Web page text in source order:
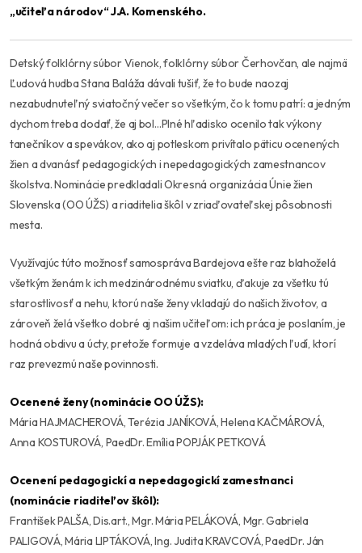
„učiteľa národov“ J.A. Komenského.
Detský folklórny súbor Vienok, folklórny súbor Čerhovčan, ale najmä
Ľudová hudba Stana Baláža dávali tušiť, že to bude naozaj
nezabudnuteľný sviatočný večer so všetkým, čo k tomu patrí: a jedným
dychom treba dodať, že aj bol…Plné hľadisko ocenilo tak výkony
tanečníkov a spevákov, ako aj potleskom privítalo päticu ocenených
žien a dvanásť pedagogických i nepedagogických zamestnancov
školstva. Nominácie predkladali Okresná organizácia Únie žien
Slovenska (OO ÚŽS) a riaditelia škôl v zriaďovateľskej pôsobnosti
mesta.
Využívajúc túto možnosť samospráva Bardejova ešte raz blahoželá
všetkým ženám k ich medzinárodnému sviatku, ďakuje za všetku tú
starostlivosť a nehu, ktorú naše ženy vkladajú do našich životov, a
zároveň želá všetko dobré aj našim učiteľom: ich práca je poslaním, je
hodná obdivu a úcty, pretože formuje a vzdeláva mladých ľudí, ktorí
raz prevezmú naše povinnosti.
Ocenené ženy (nominácie OO ÚŽS):
Mária HAJMACHEROVÁ, Terézia JANÍKOVÁ, Helena KAČMÁROVÁ,
Anna KOSTUROVÁ, PaedDr. Emília POPJÁK PETKOVÁ
Ocenení pedagogickí a nepedagogickí zamestnanci
(nominácie riaditeľov škôl):
František PALŠA, Dis.art., Mgr. Mária PELÁKOVÁ, Mgr. Gabriela
PALIGOVÁ, Mária LIPTÁKOVÁ, Ing. Judita KRAVCOVÁ, PaedDr. Ján